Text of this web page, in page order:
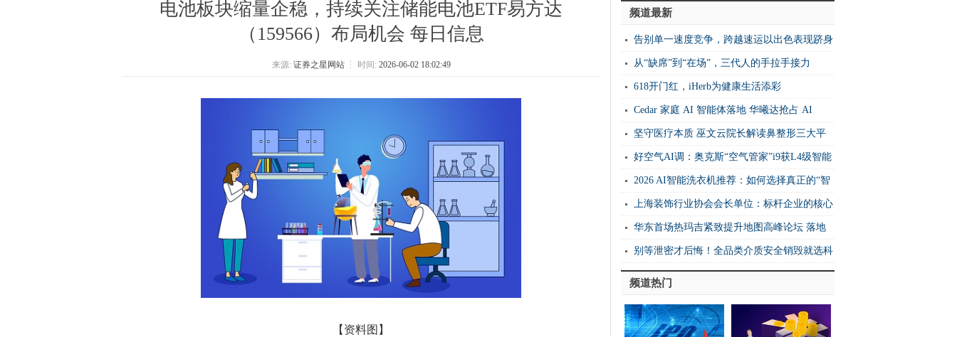
电池板块缩量企稳，持续关注储能电池ETF易方达
（159566）布局机会 每日信息
来源: 证券之星网站 ┆ 时间: 2026-06-02 18:02:49
【资料图】
频道最新
​告别单一速度竞争，跨越速运以出色表现跻身
2026中国快运10强
从“缺席”到“在场”，三代人的手拉手接力
618开门红，iHerb为健康生活添彩
Cedar 家庭 AI 智能体落地 华曦达抢占 AI
Home 生态核心制高点
坚守医疗本质 巫文云院长解读鼻整形三大平
衡法则
好空气AI调：奥克斯“空气管家”i9获L4级智能
证书 重构空调行业价值坐标系
2026 AI智能洗衣机推荐：如何选择真正的“智
能”洗衣机？
上海装饰行业协会会长单位：标杆企业的核心
实力与行业示范作用
华东首场热玛吉紧致提升地图高峰论坛 落地
上海卓栎丽格
别等泄密才后悔！全品类介质安全销毁就选科
密
频道热门